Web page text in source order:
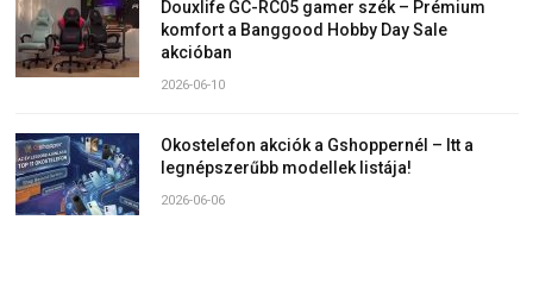
Douxlife GC-RC05 gamer szék – Prémium
komfort a Banggood Hobby Day Sale
akcióban
2026-06-10
Okostelefon akciók a Gshoppernél – Itt a
legnépszerűbb modellek listája!
2026-06-06